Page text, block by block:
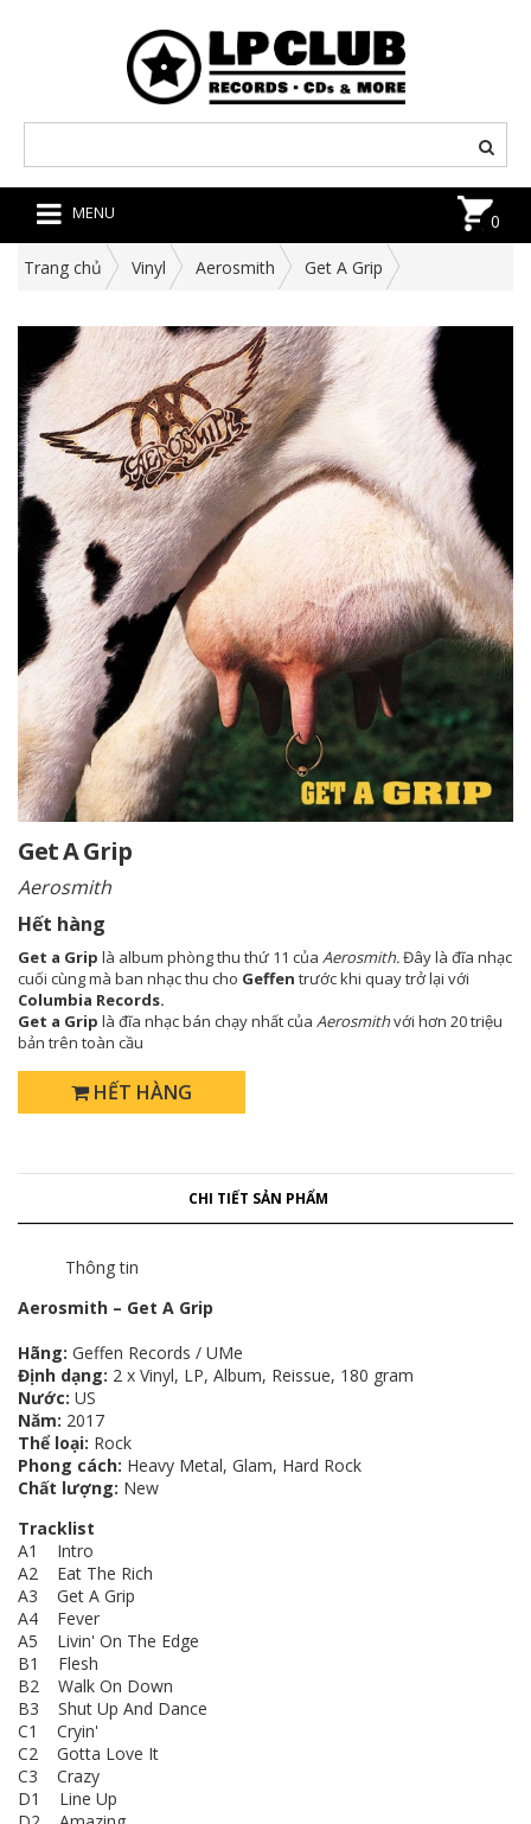
MENU 0
Trang chủ Vinyl Aerosmith Get A Grip
Get A Grip
Aerosmith
Hết hàng
Get a Grip là album phòng thu thứ 11 của Aerosmith.Đây là đĩa nhạc
cuối cùng mà ban nhạc thu cho Geffen trước khi quay trở lại với
Columbia Records.
Get a Grip là đĩa nhạc bán chạy nhất của Aerosmithvới hơn 20 triệu
bản trên toàn cầu
HẾT HÀNG
CHI TIẾT SẢN PHẨM
Thông tin
Aerosmith – Get A Grip
Hãng: Geffen Records / UMe
Định dạng: 2 x Vinyl, LP, Album, Reissue, 180 gram
Nước: US
Năm: 2017
Thể loại: Rock
Phong cách: Heavy Metal, Glam, Hard Rock
Chất lượng: New
Tracklist
A1 Intro
A2 Eat The Rich
A3 Get A Grip
A4 Fever
A5 Livin' On The Edge
B1 Flesh
B2 Walk On Down
B3 Shut Up And Dance
C1 Cryin'
C2 Gotta Love It
C3 Crazy
D1 Line Up